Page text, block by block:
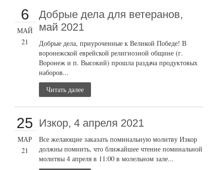
6
МАЙ
21
Добрые дела для ветеранов,
май 2021
Добрые дела, приуроченные к Великой Победе! В
воронежской еврейской религиозной общине (г.
Воронеж и п. Высокий) прошла раздача продуктовых
наборов...
Читать далее
25
МАР
21
Изкор, 4 апреля 2021
Все желающие заказать поминальную молитву Изкор
должны помнить, что ближайшее чтение поминальной
молитвы 4 апреля в 11:00 в молельном зале...